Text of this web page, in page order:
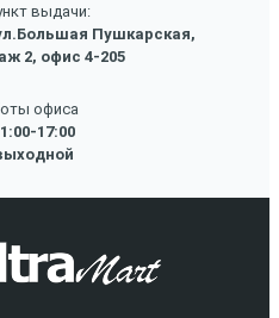
выдачи:
Пушкарская,
2, офис 4-205
офиса
17:00